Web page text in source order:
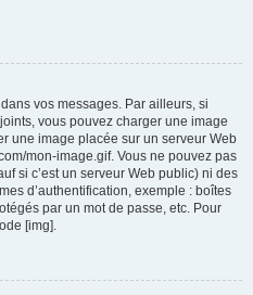
vos messages. Par ailleurs, si
vous pouvez charger une image
une image placée sur un serveur Web
mon-image.gif. Vous ne pouvez pas
si c’est un serveur Web public) ni des
d’authentification, exemple : boîtes
par un mot de passe, etc. Pour
[img].